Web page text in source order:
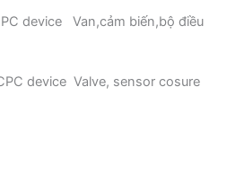
device Van,cảm biến,bộ điều
device Valve, sensor cosure